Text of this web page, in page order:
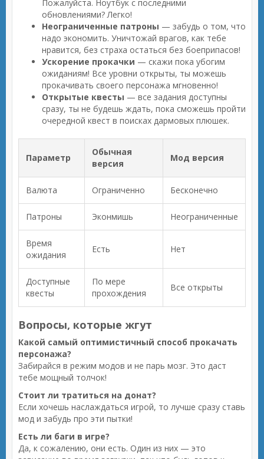
Пожалуйста. Ноутбук с последними
обновлениями? Легко!
Неограниченные патроны — забудь о том, что
надо экономить. Уничтожай врагов, как тебе
нравится, без страха остаться без боеприпасов!
Ускорение прокачки — скажи пока убогим
ожиданиям! Все уровни открыты, ты можешь
прокачивать своего персонажа мгновенно!
Открытые квесты — все задания доступны
сразу, ты не будешь ждать, пока сможешь пройти
очередной квест в поисках дармовых плюшек.
Параметр
Обычная
версия
Мод версия
Валюта Ограниченно Бесконечно
Патроны Эконмишь Неограниченные
Время
ожидания
Есть Нет
Доступные
квесты
По мере
прохождения
Все открыты
Вопросы, которые жгут
Какой самый оптимистичный способ прокачать
персонажа?
Забирайся в режим модов и не парь мозг. Это даст
тебе мощный толчок!
Стоит ли тратиться на донат?
Если хочешь наслаждаться игрой, то лучше сразу ставь
мод и забудь про эти пытки!
Есть ли баги в игре?
Да, к сожалению, они есть. Один из них — это